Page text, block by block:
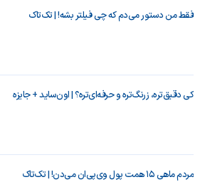
فقط من دستور می‌دم که چی فیلتر بشه! | تک‌تاک
کی دقیق‌تره، زرنگ‌تره و حرفه‌ای‌تره؟ | اون‌ساید + جایزه
مردم ماهی ۱۵ همت پول وی‌پی‌ان می‌دن! | تک‌تاک